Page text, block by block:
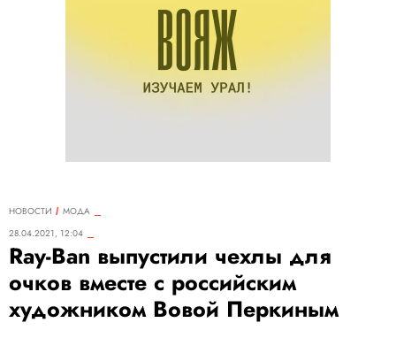
НОВОСТИ
МОДА
28.04.2021, 12:04
Ray-Ban выпустили чехлы для
очков вместе с российским
художником Вовой Перкиным